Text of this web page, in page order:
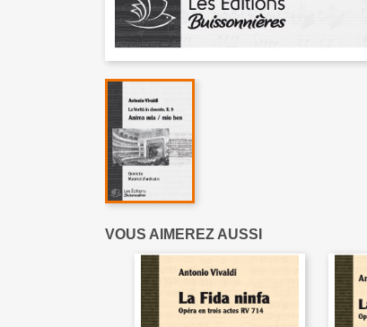
VOUS AIMEREZ AUSSI